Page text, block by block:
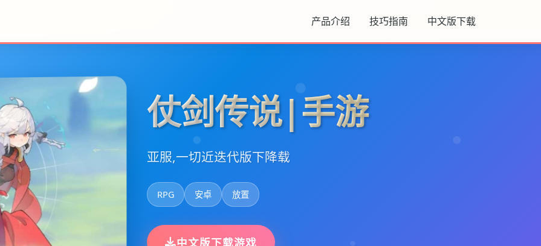
产品介绍 技巧指南 中文版下载
仗剑传说|手游
亚服,一切近迭代版下降载
RPG 安卓 放置
中文版下载游戏